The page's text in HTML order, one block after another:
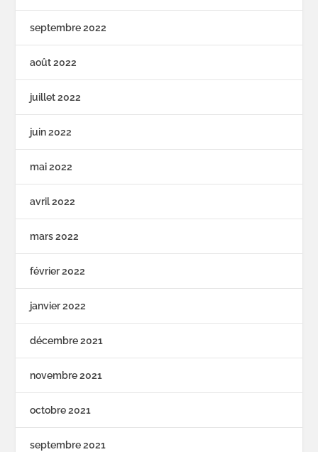
septembre 2022
août 2022
juillet 2022
juin 2022
mai 2022
avril 2022
mars 2022
février 2022
janvier 2022
décembre 2021
novembre 2021
octobre 2021
septembre 2021